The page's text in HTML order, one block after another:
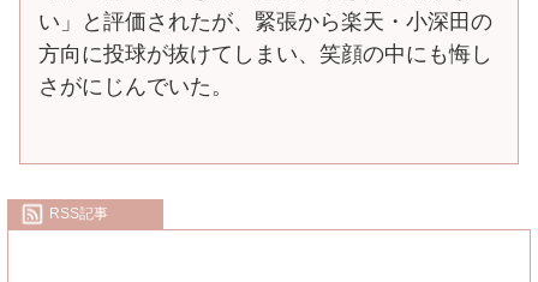
い」と評価されたが、緊張から楽天・小深田の
方向に投球が抜けてしまい、笑顔の中にも悔し
さがにじんでいた。
RSS記事